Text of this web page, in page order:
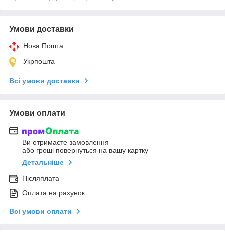
Умови доставки
Нова Пошта
Укрпошта
Всі умови доставки
Умови оплати
Ви отримаєте замовлення
або гроші повернуться на вашу картку
Детальніше
Післяплата
Оплата на рахунок
Всі умови оплати